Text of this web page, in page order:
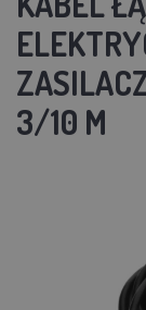
3/10 M